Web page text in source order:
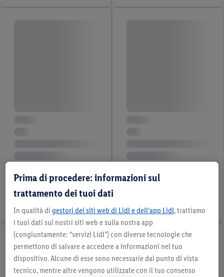
Prima di procedere: informazioni sul
trattamento dei tuoi dati
In qualità di gestori dei siti web di Lidl e dell’app Lidl, trattiamo
i tuoi dati sui nostri siti web e sulla nostra app
(congiuntamente: “servizi Lidl”) con diverse tecnologie che
permettono di salvare e accedere a informazioni nel tuo
dispositivo. Alcune di esse sono necessarie dal punto di vista
tecnico, mentre altre vengono utilizzate con il tuo consenso